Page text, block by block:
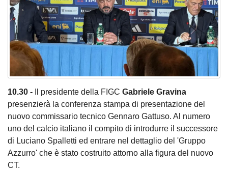
10.30 - Il presidente della FIGC Gabriele Gravina
presenzierà la conferenza stampa di presentazione del
nuovo commissario tecnico Gennaro Gattuso. Al numero
uno del calcio italiano il compito di introdurre il successore
di Luciano Spalletti ed entrare nel dettaglio del 'Gruppo
Azzurro' che è stato costruito attorno alla figura del nuovo
CT.